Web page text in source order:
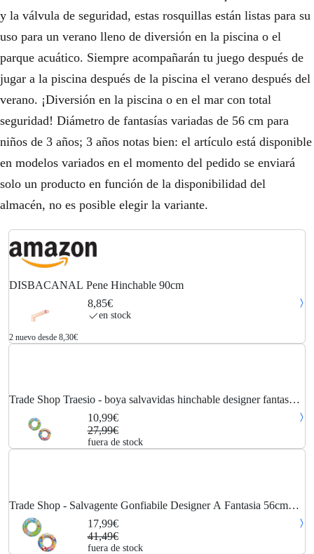
y la válvula de seguridad, estas rosquillas están listas para su
uso para un verano lleno de diversión en la piscina o el
parque acuático. Siempre acompañarán tu juego después de
jugar a la piscina después de la piscina el verano después del
verano. ¡Diversión en la piscina o en el mar con total
seguridad! Diámetro de fantasías variadas de 56 cm para
niños de 3 años; 3 años notas bien: el artículo está disponible
en modelos variados en el momento del pedido se enviará
solo un producto en función de la disponibilidad del
almacén, no es posible elegir la variante.
DISBACANAL Pene Hinchable 90cm
8,85€
en stock
2 nuevo desde 8,30€
Trade Shop Traesio - boya salvavidas hinchable designer fantasy
56CM niños 3 modelos surtidos 36013
10,99€
27,99€
fuera de stock
Trade Shop - Salvagente Gonfiabile Designer A Fantasia 56cm
Bambini 3 Modelli Assortiti 36013 -
17,99€
41,49€
fuera de stock